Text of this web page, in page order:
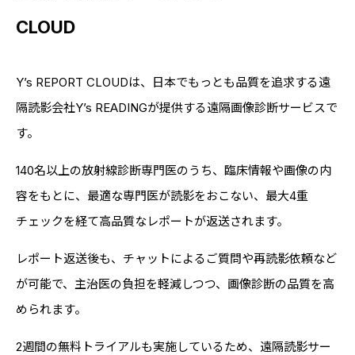
CLOUD
Y’s REPORT CLOUDは、日本でもっとも品質を追求する遠
隔読影会社Y’s READINGが提供する遠隔画像診断サービスで
す。
140名以上の放射線診断専門医のうち、臨床情報や画像の内
容をもとに、最適な専門医が読影をおこない、最大4重
チェックを経て高品質なレポートが返送されます。
レポート返送後も、チャットによるご質問や再読影依頼など
が可能で、主治医の負担を軽減しつつ、画像診断の品質を高
められます。
2週間の無料トライアルも実施しているため、遠隔読影サー